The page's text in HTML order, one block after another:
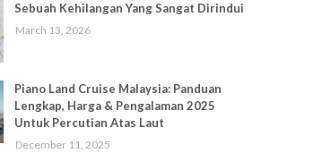
Sebuah Kehilangan Yang Sangat Dirindui
March 13, 2026
Piano Land Cruise Malaysia: Panduan
Lengkap, Harga & Pengalaman 2025
Untuk Percutian Atas Laut
December 11, 2025